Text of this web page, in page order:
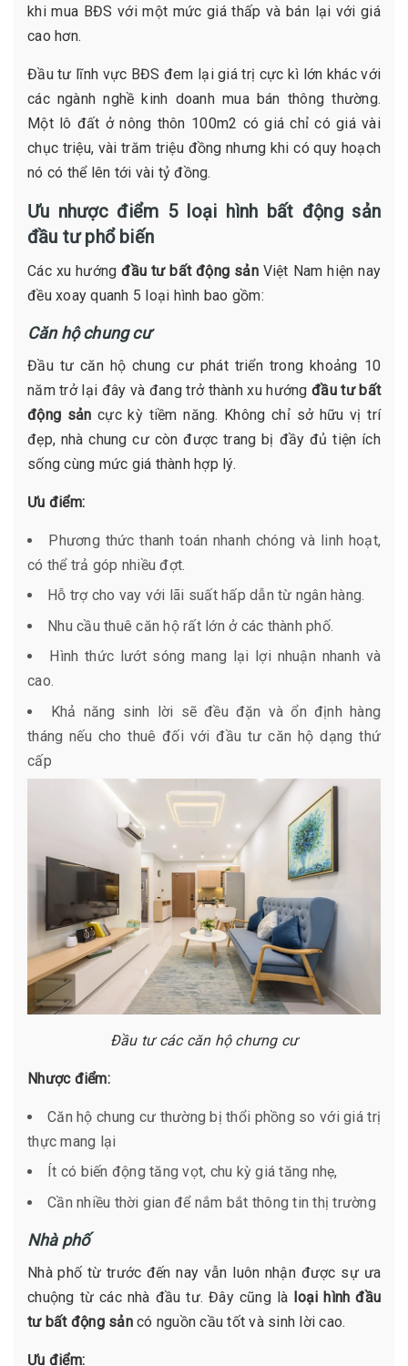
khi mua BĐS với một mức giá thấp và bán lại với giá
cao hơn.
Đầu tư lĩnh vực BĐS đem lại giá trị cực kì lớn khác với
các ngành nghề kinh doanh mua bán thông thường.
Một lô đất ở nông thôn 100m2 có giá chỉ có giá vài
chục triệu, vài trăm triệu đồng nhưng khi có quy hoạch
nó có thể lên tới vài tỷ đồng.
Ưu nhược điểm 5 loại hình bất động sản
đầu tư phổ biến
Các xu hướngđầu tư bất động sảnViệt Nam hiện nay
đều xoay quanh 5 loại hình bao gồm:
Căn hộ chung cư
Đầu tư căn hộ chung cư phát triển trong khoảng 10
năm trở lại đây và đang trở thành xu hướng đầu tư bất
động sản cực kỳ tiềm năng. Không chỉ sở hữu vị trí
đẹp, nhà chung cư còn được trang bị đầy đủ tiện ích
sống cùng mức giá thành hợp lý.
Ưu điểm:
Phương thức thanh toán nhanh chóng và linh hoạt,
có thể trả góp nhiều đợt.
Hỗ trợ cho vay với lãi suất hấp dẫn từ ngân hàng.
Nhu cầu thuê căn hộ rất lớn ở các thành phố.
Hình thức lướt sóng mang lại lợi nhuận nhanh và
cao.
Khả năng sinh lời sẽ đều đặn và ổn định hàng
tháng nếu cho thuê đối với đầu tư căn hộ dạng thứ
cấp
Đầu tư các căn hộ chưng cư
Nhược điểm:
Căn hộ chung cư thường bị thổi phồng so với giá trị
thực mang lại
Ít có biến động tăng vọt, chu kỳ giá tăng nhẹ,
Cần nhiều thời gian để nắm bắt thông tin thị trường
Nhà phố
Nhà phố từ trước đến nay vẫn luôn nhận được sự ưa
chuộng từ các nhà đầu tư. Đây cũng là loại hình đầu
tư bất động sản có nguồn cầu tốt và sinh lời cao.
Ưu điểm: